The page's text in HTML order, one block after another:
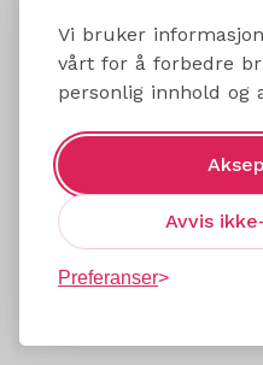
Vi bruker
vårt for å forbedre
personlig innhold og
Avvis
Preferanser